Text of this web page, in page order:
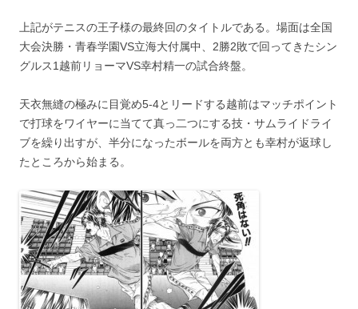
上記がテニスの王子様の最終回のタイトルである。場面は全国
大会決勝・青春学園VS立海大付属中、2勝2敗で回ってきたシン
グルス1越前リョーマVS幸村精一の試合終盤。
天衣無縫の極みに目覚め5-4とリードする越前はマッチポイント
で打球をワイヤーに当てて真っ二つにする技・サムライドライ
ブを繰り出すが、半分になったボールを両方とも幸村が返球し
たところから始まる。